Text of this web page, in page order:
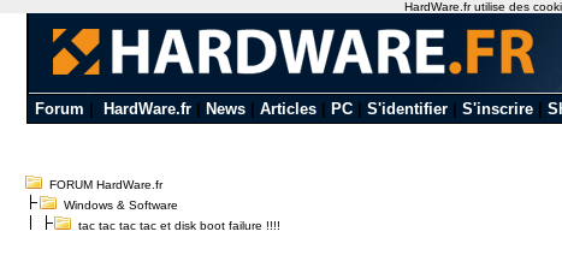
Forum HardWare.fr| News| Articles| PC| S'identifier| S'inscrire|
FORUM HardWare.fr
Windows & Software
tac tac tac tac et disk boot failure !!!!
HardWare.fr utilise des